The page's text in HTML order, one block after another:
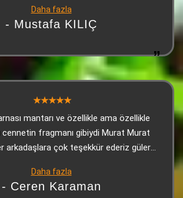
Daha fazla
- Mustafa KILIÇ
mantarı ve özellikle ama özellikle
cennetin fragmanı gibiydi Murat Murat
arkadaşlara çok teşekkür ederiz güler
ve bu yorumu okuyorsanız mutlaka en
şiddetle tavsiye ediyorum. Son olarak
Daha fazla
- Ceren Karaman